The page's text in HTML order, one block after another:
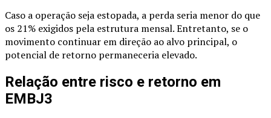
Caso a operação seja estopada, a perda seria menor do que
os 21% exigidos pela estrutura mensal. Entretanto, se o
movimento continuar em direção ao alvo principal, o
potencial de retorno permaneceria elevado.
Relação entre risco e retorno em
EMBJ3